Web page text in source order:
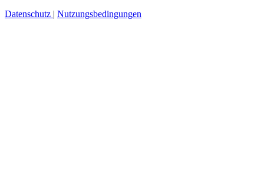
Datenschutz | Nutzungsbedingungen